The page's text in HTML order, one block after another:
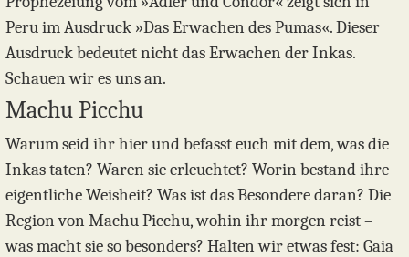
Peru im Ausdruck »Das Erwachen des Pumas«. Dieser
Ausdruck bedeutet nicht das Erwachen der Inkas.
Schauen wir es uns an.
Machu Picchu
Warum seid ihr hier und befasst euch mit dem, was die
Inkas taten? Waren sie erleuchtet? Worin bestand ihre
eigentliche Weisheit? Was ist das Besondere daran? Die
Region von Machu Picchu, wohin ihr morgen reist –
was macht sie so besonders? Halten wir etwas fest: Gaia